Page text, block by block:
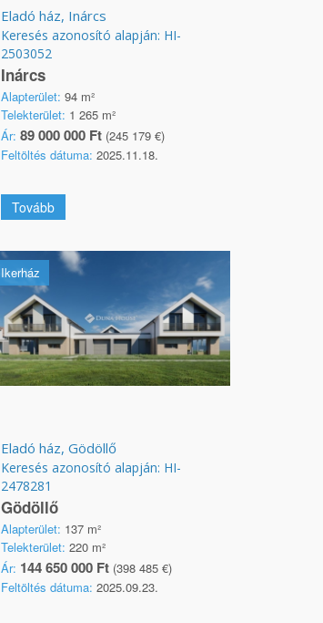
Eladó ház, Inárcs
Keresés azonosító alapján: HI-
2503052
Inárcs
Alapterület: 94 m²
Telekterület: 1 265 m²
Ár: 89 000 000 Ft(245 179 €)
Feltöltés dátuma: 2025.11.18.
Tovább
Ikerház
Eladó ház, Gödöllő
Keresés azonosító alapján: HI-
2478281
Gödöllő
Alapterület: 137 m²
Telekterület: 220 m²
Ár: 144 650 000 Ft(398 485 €)
Feltöltés dátuma: 2025.09.23.